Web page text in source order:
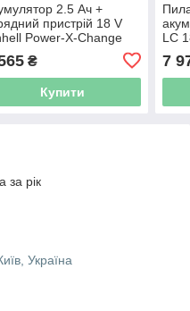
2.5 Ач +
пристрій 18 V
Power-X-Change
₴
Купити
LC
7
за рік
Україна